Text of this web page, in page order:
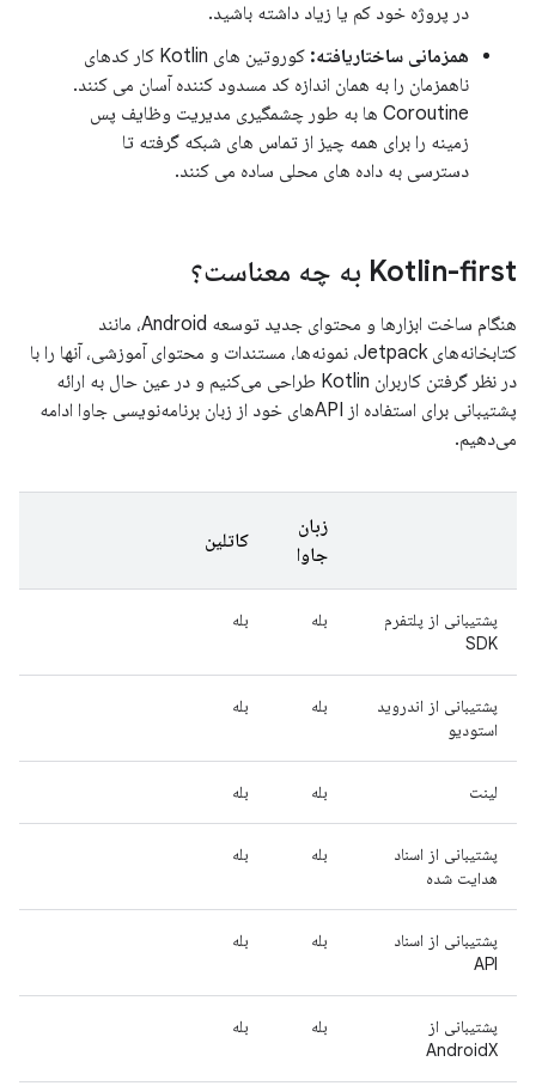
در پروژه خود کم یا زیاد داشته باشید.
همزمانی ساختاریافته:
کوروتین های Kotlin کار کدهای
ناهمزمان را به همان اندازه کد مسدود کننده آسان می کنند.
Coroutine ها به طور چشمگیری مدیریت وظایف پس
زمینه را برای همه چیز از تماس های شبکه گرفته تا
دسترسی به داده های محلی ساده می کنند.
Kotlin-first به چه معناست؟
هنگام ساخت ابزارها و محتوای جدید توسعه Android، مانند
کتابخانه‌های Jetpack، نمونه‌ها، مستندات و محتوای آموزشی، آنها را با
در نظر گرفتن کاربران Kotlin طراحی می‌کنیم و در عین حال به ارائه
پشتیبانی برای استفاده از APIهای خود از زبان برنامه‌نویسی جاوا ادامه
می‌دهیم.
زبان
جاوا
کاتلین
پشتیبانی از پلتفرم
SDK
بله بله
پشتیبانی از اندروید
استودیو
بله بله
لینت بله بله
پشتیبانی از اسناد
هدایت شده
بله بله
پشتیبانی از اسناد
API
بله بله
پشتیبانی از
AndroidX
بله بله